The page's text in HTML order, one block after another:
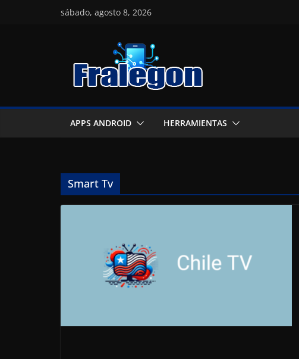
sábado, agosto 8, 2026
APPS ANDROID HERRAMIENTAS
Smart Tv